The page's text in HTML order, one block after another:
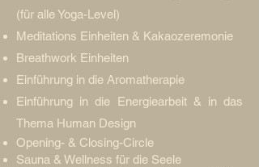
(für alle Yoga-Level)
Meditations Einheiten & Kakaozeremonie
Breathwork Einheiten
Einführung in die Aromatherapie
Einführung in die Energiearbeit & in das
Thema Human Design
Opening- & Closing-Circle
Sauna & Wellness für die Seele